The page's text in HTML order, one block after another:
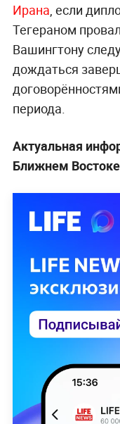
Ирана, если
Тегераном
Вашингтону
дождаться
периода.
Актуальная
Ближнем